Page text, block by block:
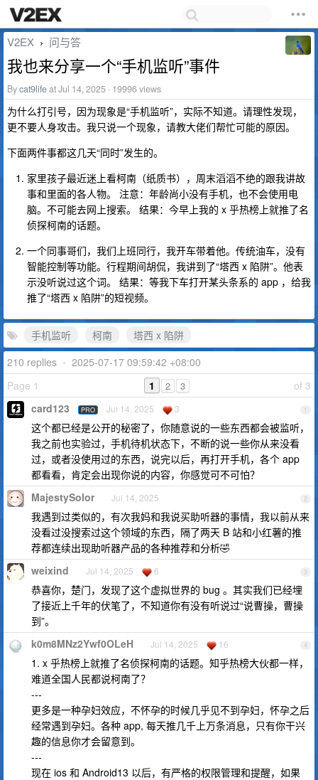
V2EX › 问与答
我也来分享一个“手机监听”事件
Bycat9lifeat Jul 14, 2025 · 19996 views
为什么打引号，因为现象是“手机监听”，实际不知道。请理性发现，
更不要人身攻击。我只说一个现象，请教大佬们帮忙可能的原因。
下面两件事都这几天“同时”发生的。
家里孩子最近迷上看柯南（纸质书），周末滔滔不绝的跟我讲故
事和里面的各人物。 注意：年龄尚小没有手机，也不会使用电
脑。不可能去网上搜索。 结果：今早上我的 x 乎热榜上就推了名
侦探柯南的话题。
一个同事哥们，我们上班同行，我开车带着他。传统油车，没有
智能控制等功能。行程期间胡侃，我讲到了“塔西 x 陷阱”。他表
示没听说过这个词。 结果：等我下车打开某头条系的 app ，给我
推了“塔西 x 陷阱”的短视频。
手机监听 柯南
塔西 x 陷阱
210 replies • 2025-07-17 09:59:42 +08:00
Page 1
of 3
1 2 3
1
card123 PRO Jul 14, 2025 3
这个都已经是公开的秘密了，你随意说的一些东西都会被监听，
我之前也实验过，手机待机状态下，不断的说一些你从来没看
过，或者没使用过的东西，说完以后，再打开手机，各个 app
都看看，肯定会出现你说的内容，你感觉可不可怕？
2
MajestySolor Jul 14, 2025
我遇到过类似的，有次我妈和我说买助听器的事情，我以前从来
没看过没搜索过这个领域的东西，隔了两天 B 站和小红薯的推
荐都连续出现助听器产品的各种推荐和分析🤣
3
weixind Jul 14, 2025 6
恭喜你，楚门，发现了这个虚拟世界的 bug 。其实我们已经埋
了接近上千年的伏笔了，不知道你有没有听说过“说曹操，曹操
到”。
4
k0m8MNz2Ywf0OLeH Jul 14, 2025 16
1. x 乎热榜上就推了名侦探柯南的话题。知乎热榜大伙都一样，
难道全国人民都说柯南了？
---
更多是一种孕妇效应，不怀孕的时候几乎见不到孕妇，怀孕之后
经常遇到孕妇。各种 app, 每天推几千上万条消息，只有你干兴
趣的信息你才会留意到。
---
现在 ios 和 Android13 以后，有严格的权限管理和提醒，如果